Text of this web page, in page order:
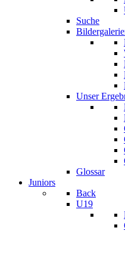
Suche
Unser
Glossar
Juniors
Back
U19